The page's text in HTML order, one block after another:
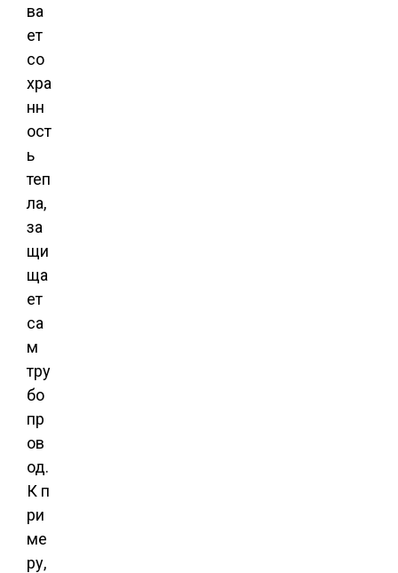
ва
ет
со
хра
нн
ост
ь
теп
ла,
за
щи
ща
ет
са
м
тру
бо
пр
ов
од.
К п
ри
ме
ру,